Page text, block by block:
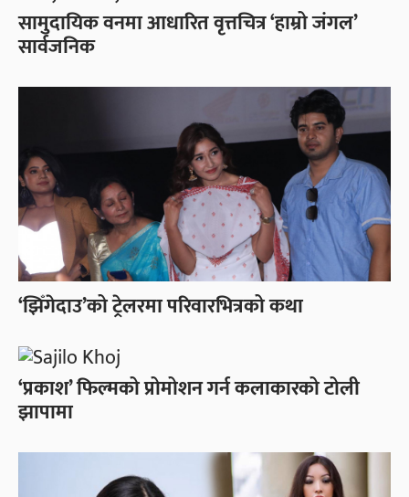
सामुदायिक वनमा आधारित वृत्तचित्र ‘हाम्रो जंगल’
सार्वजनिक
‘झिँगेदाउ’को ट्रेलरमा परिवारभित्रको कथा
‘प्रकाश’ फिल्मको प्रोमोशन गर्न कलाकारको टोली
झापामा